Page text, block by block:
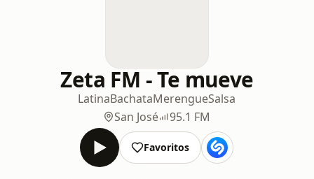
Zeta FM - Te mueve
LatinaBachataMerengueSalsa
San José
95.1 FM
Favoritos